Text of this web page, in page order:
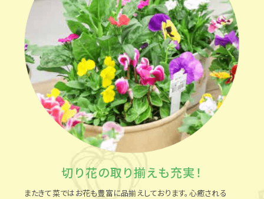
切り花の取り揃えも充実！
またきて菜ではお花も豊富に品揃えしております。心癒される